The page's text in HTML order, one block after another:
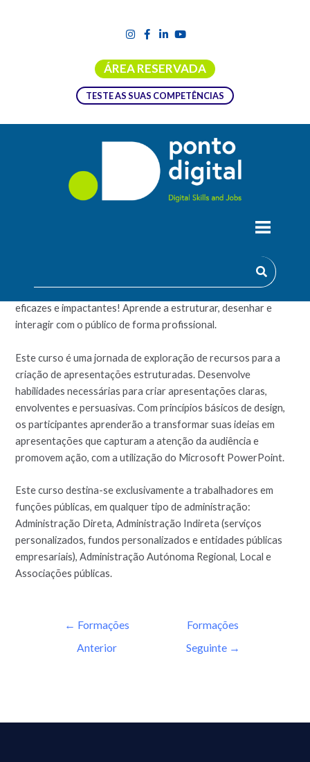
ÁREA RESERVADA
TESTE AS SUAS COMPETÊNCIAS
eficazes e impactantes! Aprende a estruturar, desenhar e
interagir com o público de forma profissional.
Este curso é uma jornada de exploração de recursos para a
criação de apresentações estruturadas. Desenvolve
habilidades necessárias para criar apresentações claras,
envolventes e persuasivas. Com princípios básicos de design,
os participantes aprenderão a transformar suas ideias em
apresentações que capturam a atenção da audiência e
promovem ação, com a utilização do Microsoft PowerPoint.
Este curso destina-se exclusivamente a trabalhadores em
funções públicas, em qualquer tipo de administração:
Administração Direta, Administração Indireta (serviços
personalizados, fundos personalizados e entidades públicas
empresariais), Administração Autónoma Regional, Local e
Associações públicas.
← Formações
Anterior
Formações
Seguinte →